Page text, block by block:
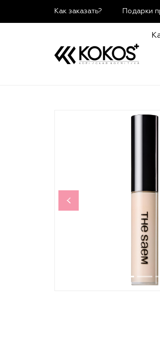
Как заказать? Подарки